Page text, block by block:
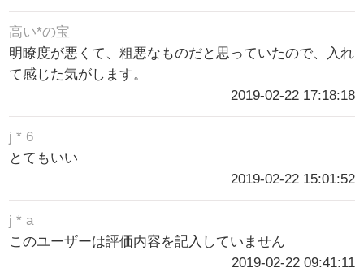
高い*の宝
明瞭度が悪くて、粗悪なものだと思っていたので、入れ
て感じた気がします。
2019-02-22 17:18:18
j * 6
とてもいい
2019-02-22 15:01:52
j * a
このユーザーは評価内容を記入していません
2019-02-22 09:41:11